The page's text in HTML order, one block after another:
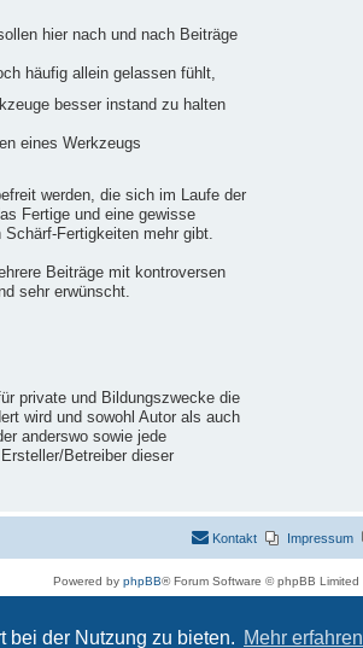
bei der Nutzung zu bieten. Mehr erfahren
hier nach und nach Beiträge
häufig allein gelassen fühlt,
besser instand zu halten
eines Werkzeugs
werden, die sich im Laufe der
Fertige und eine gewisse
Fertigkeiten mehr gibt.
Beiträge mit kontroversen
sehr erwünscht.
private und Bildungszwecke die
wird und sowohl Autor als auch
anderswo sowie jede
Betreiber dieser
Impressum
Kontakt
Powered by phpBB® Forum Software © phpBB Limited